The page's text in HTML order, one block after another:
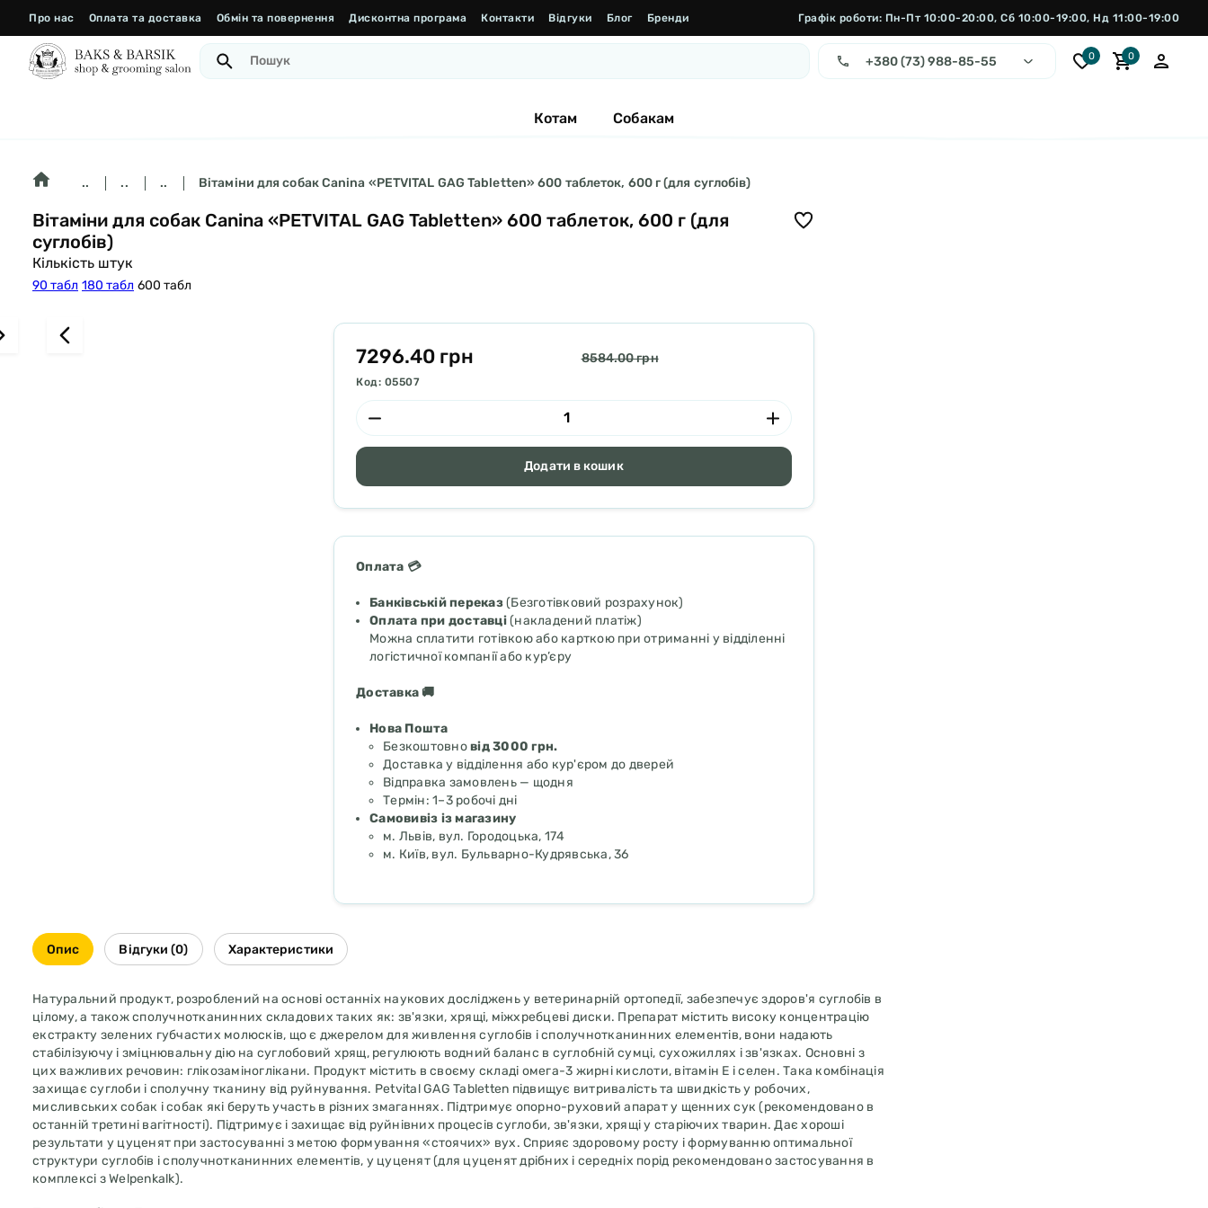
Про нас Оплата та доставка Обмін та повернення Дисконтна програма Контакти Відгуки Блог Бренди Графік роботи: Пн-Пт 10:00-20:00, Сб 10:00-19:00, Нд 11:00-19:00
+380 (73) 988-85-55 0 0
Котам Собакам
.. .. .. Вітаміни для собак Canina «PETVITAL GAG Tabletten» 600 таблеток, 600 г (для суглобів)
Вітаміни для собак Canina «PETVITAL GAG Tabletten» 600 таблеток, 600 г (для
суглобів)
Кількість штук
90 табл 180 табл 600 табл
7296.40 грн 8584.00 грн
Код: 05507
Додати в кошик
Оплата 💳
Банківській переказ(Безготівковий розрахунок)
Оплата при доставці(накладений платіж)
Можна сплатити готівкою або карткою при отриманні у відділенні
логістичної компанії або кур’єру
Доставка 🚚
Нова Пошта
Безкоштовновід 3000 грн.
Доставка у відділення або кур'єром до дверей
Відправка замовлень — щодня
Термін: 1–3 робочі дні
Самовивіз із магазину
м. Львів, вул. Городоцька, 174
м. Київ, вул. Бульварно-Кудрявська, 36
Опис Відгуки (0) Характеристики
Натуральний продукт, розроблений на основі останніх наукових досліджень у ветеринарній ортопедії, забезпечує здоров'я суглобів в
цілому, а також сполучнотканинних складових таких як: зв'язки, хрящі, міжхребцеві диски. Препарат містить високу концентрацію
екстракту зелених губчастих молюсків, що є джерелом для живлення суглобів і сполучнотканинних елементів, вони надають
стабілізуючу і зміцнювальну дію на суглобовий хрящ, регулюють водний баланс в суглобній сумці, сухожиллях і зв'язках. Основні з
цих важливих речовин: глікозаміноглікани. Продукт містить в своєму складі омега-3 жирні кислоти, вітамін Е і селен. Така комбінація
захищає суглоби і сполучну тканину від руйнування. Petvital GAG Tabletten підвищує витривалість та швидкість у робочих,
мисливських собак і собак які беруть участь в різних змаганнях. Підтримує опорно-руховий апарат у щенних сук (рекомендовано в
останній третині вагітності). Підтримує і захищає від руйнівних процесів суглоби, зв'язки, хрящі у старіючих тварин. Дає хороші
результати у цуценят при застосуванні з метою формування «стоячих» вух. Сприяє здоровому росту і формуванню оптимальної
структури суглобів і сполучнотканинних елементів, у цуценят (для цуценят дрібних і середніх порід рекомендовано застосування в
комплексі з Welpenkalk).